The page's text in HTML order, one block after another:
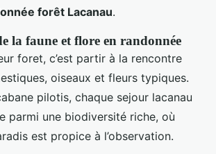
forêt Lacanau.
la faune et flore en randonnée
foret, c’est partir à la rencontre
oiseaux et fleurs typiques.
pilotis, chaque sejour lacanau
parmi une biodiversité riche, où
est propice à l’observation.